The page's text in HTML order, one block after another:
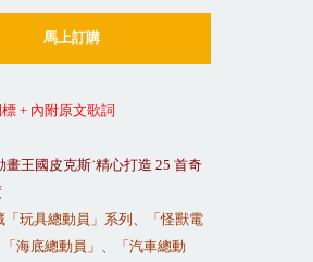
馬上訂購
+ 內附原文歌詞
畫王國皮克斯˙精心打造 25 首奇
「玩具總動員」系列、「怪獸電
海底總動員」、「汽車總動